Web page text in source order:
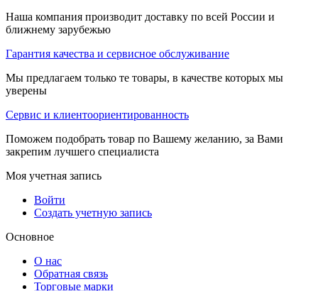
Наша компания производит доставку по всей России и
ближнему зарубежью
Гарантия качества и сервисное обслуживание
Мы предлагаем только те товары, в качестве которых мы
уверены
Сервис и клиентоориентированность
Поможем подобрать товар по Вашему желанию, за Вами
закрепим лучшего специалиста
Моя учетная запись
Войти
Создать учетную запись
Основное
О нас
Обратная связь
Торговые марки